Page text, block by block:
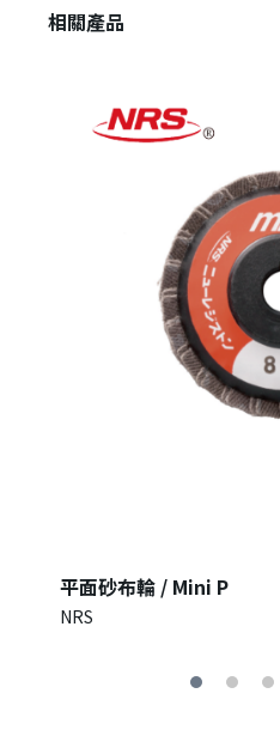
相關產品
平面砂布輪 / Mini P
NRS